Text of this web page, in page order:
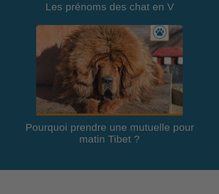
Les prénoms des chat en V
Pourquoi prendre une mutuelle pour
matin Tibet ?